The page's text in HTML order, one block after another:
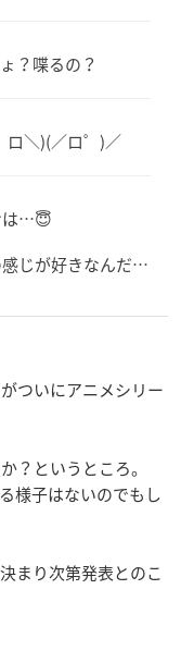
？喋るの？
＼)(／ロ゜)／
は…😇
じが好きなんだ…
ついにアニメシリー
？というところ。
様子はないのでもし
まり次第発表とのこ